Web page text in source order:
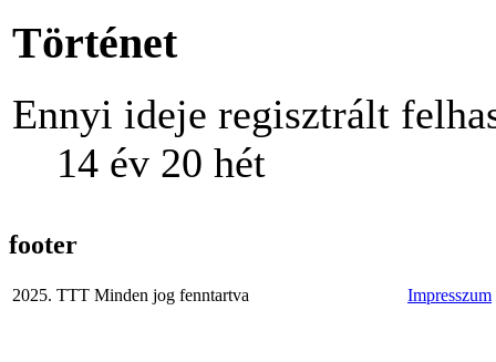
Történet
Ennyi ideje regisztrált
14 év 20 hét
footer
2025. TTT Minden jog fenntartva Impresszum